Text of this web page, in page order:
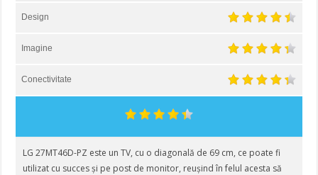
Design
Imagine
Conectivitate
LG 27MT46D-PZ este un TV, cu o diagonală de 69 cm, ce poate fi
utilizat cu succes și pe post de monitor, reușind în felul acesta să